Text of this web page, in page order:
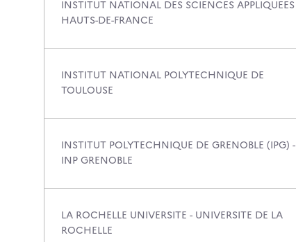
INSTITUT NATIONAL DES SCIENCES APPLIQUEES
HAUTS-DE-FRANCE
INSTITUT NATIONAL POLYTECHNIQUE DE
TOULOUSE
INSTITUT POLYTECHNIQUE DE GRENOBLE (IPG) -
INP GRENOBLE
LA ROCHELLE UNIVERSITE - UNIVERSITE DE LA
ROCHELLE